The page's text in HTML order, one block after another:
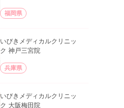
福岡県
いびきメディカルクリニッ
ク 神戸三宮院
兵庫県
いびきメディカルクリニッ
ク 大阪梅田院